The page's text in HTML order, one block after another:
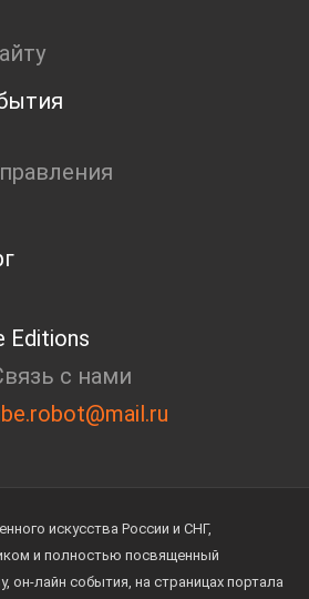
Editions
с нами
искусства России и СНГ,
и полностью посвященный
он-лайн события, на страницах портала